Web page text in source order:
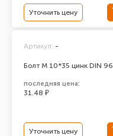
Уточнить цену
Болт М 10*35 цинк DIN
Артикул: -
последняя цена:
31.48 ₽
Уточнить цену